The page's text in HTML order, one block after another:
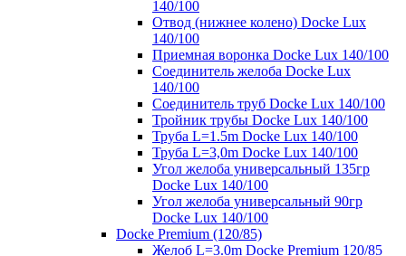
140/100
Отвод (нижнее колено) Docke Lux
140/100
Приемная воронка Docke Lux 140/100
Соединитель желоба Docke Lux
140/100
Соединитель труб Docke Lux 140/100
Тройник трубы Docke Lux 140/100
Труба L=1.5m Docke Lux 140/100
Труба L=3,0m Docke Lux 140/100
Угол желоба универсальный 135гр
Docke Lux 140/100
Угол желоба универсальный 90гр
Docke Lux 140/100
Docke Premium (120/85)
Желоб L=3.0m Docke Premium 120/85